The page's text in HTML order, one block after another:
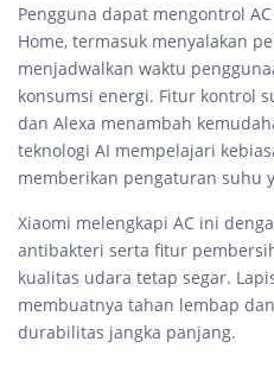
Pengguna dapat mengontrol
Home, termasuk menyalakan
menjadwalkan waktu
konsumsi energi. Fitur kontrol
dan Alexa menambah
teknologi AI mempelajari
memberikan pengaturan suhu
Xiaomi melengkapi AC ini
antibakteri serta fitur
kualitas udara tetap segar.
membuatnya tahan lembap
durabilitas jangka panjang.